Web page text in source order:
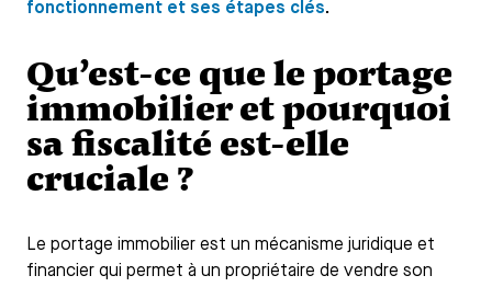
fonctionnement et ses étapes clés.
Qu’est-ce que le portage
immobilier et pourquoi
sa fiscalité est-elle
cruciale ?
Le portage immobilier est un mécanisme juridique et
financier qui permet à un propriétaire de vendre son